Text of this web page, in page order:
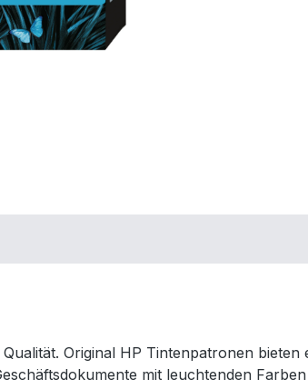
Original HP Tintenpatronen
mit leuchtenden